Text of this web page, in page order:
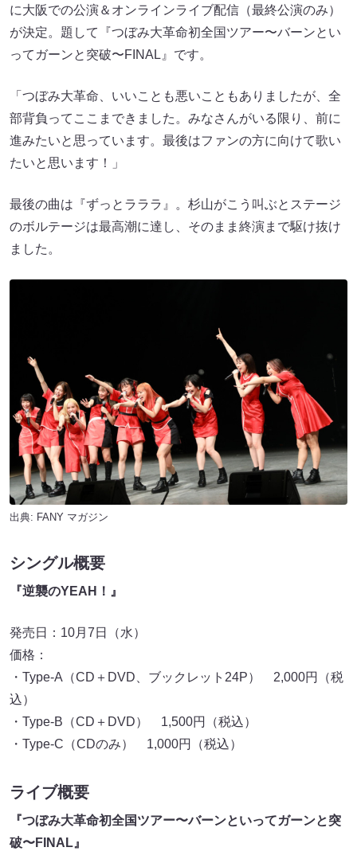
に大阪での公演＆オンラインライブ配信（最終公演のみ）
が決定。題して『つぼみ大革命初全国ツアー〜バーンとい
ってガーンと突破〜FINAL』です。
「つぼみ大革命、いいことも悪いこともありましたが、全
部背負ってここまできました。みなさんがいる限り、前に
進みたいと思っています。最後はファンの方に向けて歌い
たいと思います！」
最後の曲は『ずっとラララ』。杉山がこう叫ぶとステージ
のボルテージは最高潮に達し、そのまま終演まで駆け抜け
ました。
出典: FANY マガジン
シングル概要
『逆襲のYEAH！』
発売日：10月7日（水）
価格：
・Type-A（CD＋DVD、ブックレット24P） 2,000円（税
込）
・Type-B（CD＋DVD） 1,500円（税込）
・Type-C（CDのみ） 1,000円（税込）
ライブ概要
『つぼみ大革命初全国ツアー〜バーンといってガーンと突
破〜FINAL』